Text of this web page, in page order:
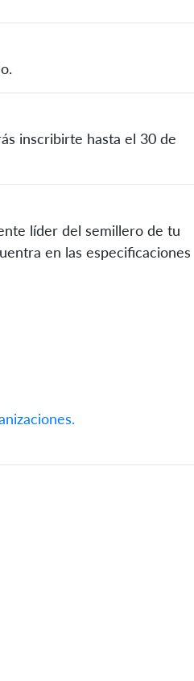
inscribirte hasta el 30 de
líder del semillero de tu
en las especificaciones